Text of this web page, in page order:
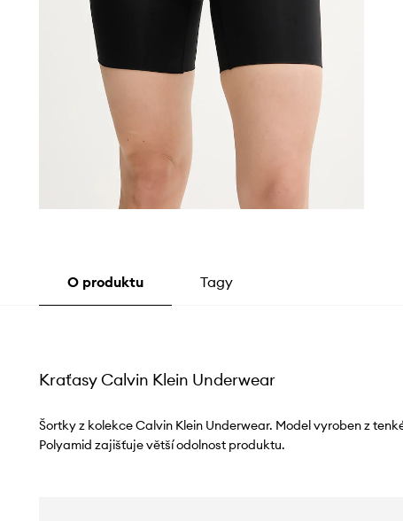
O produktu Tagy
Kraťasy Calvin Klein Underwear
Šortky z kolekce Calvin Klein Underwear. Model vyroben z
Polyamid zajišťuje větší odolnost produktu.